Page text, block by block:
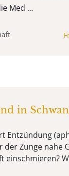
Med ...
in
Entzündung
Zunge nahe
einschmieren?